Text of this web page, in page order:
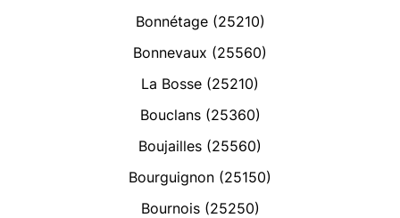
Bonnétage (25210)
Bonnevaux (25560)
La Bosse (25210)
Bouclans (25360)
Boujailles (25560)
Bourguignon (25150)
Bournois (25250)